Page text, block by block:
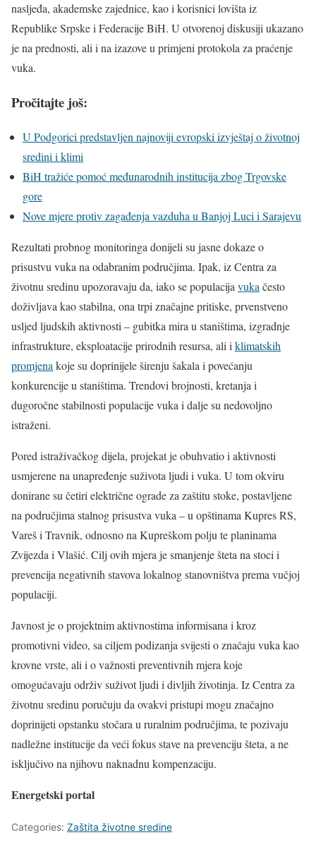
nasljeđa, akademske zajednice, kao i korisnici lovišta iz
Republike Srpske i Federacije BiH. U otvorenoj diskusiji ukazano
je na prednosti, ali i na izazove u primjeni protokola za praćenje
vuka.
Pročitajte još:
U Podgorici predstavljen najnoviji evropski izvještaj o životnoj
sredini i klimi
BiH tražiće pomoć međunarodnih institucija zbog Trgovske
gore
Nove mjere protiv zagađenja vazduha u Banjoj Luci i Sarajevu
Rezultati probnog monitoringa donijeli su jasne dokaze o
prisustvu vuka na odabranim područjima. Ipak, iz Centra za
životnu sredinu upozoravaju da, iako se populacija vuka često
doživljava kao stabilna, ona trpi značajne pritiske, prvenstveno
usljed ljudskih aktivnosti – gubitka mira u staništima, izgradnje
infrastrukture, eksploatacije prirodnih resursa, ali i klimatskih
promjena koje su doprinijele širenju šakala i povećanju
konkurencije u staništima. Trendovi brojnosti, kretanja i
dugoročne stabilnosti populacije vuka i dalje su nedovoljno
istraženi.
Pored istraživačkog dijela, projekat je obuhvatio i aktivnosti
usmjerene na unapređenje suživota ljudi i vuka. U tom okviru
donirane su četiri električne ograde za zaštitu stoke, postavljene
na područjima stalnog prisustva vuka – u opštinama Kupres RS,
Vareš i Travnik, odnosno na Kupreškom polju te planinama
Zvijezda i Vlašić. Cilj ovih mjera je smanjenje šteta na stoci i
prevencija negativnih stavova lokalnog stanovništva prema vučjoj
populaciji.
Javnost je o projektnim aktivnostima informisana i kroz
promotivni video, sa ciljem podizanja svijesti o značaju vuka kao
krovne vrste, ali i o važnosti preventivnih mjera koje
omogućavaju održiv suživot ljudi i divljih životinja. Iz Centra za
životnu sredinu poručuju da ovakvi pristupi mogu značajno
doprinijeti opstanku stočara u ruralnim područjima, te pozivaju
nadležne institucije da veći fokus stave na prevenciju šteta, a ne
isključivo na njihovu naknadnu kompenzaciju.
Energetski portal
Categories: Zaštita životne sredine